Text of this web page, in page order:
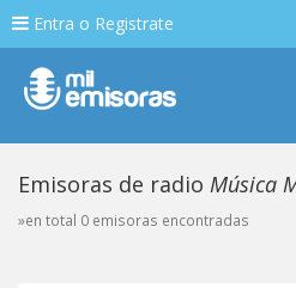
Entra o Registrate
Emisoras de radio Música
»en total 0 emisoras encontradas